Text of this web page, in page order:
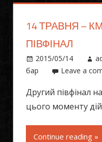
14 ТРАВНЯ –
ПІВФІНАЛ
2015/05/14
бар
Leave a
Другий півфінал
цього моменту
Continue reading »